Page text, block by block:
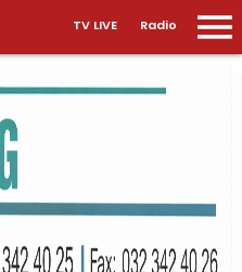
TV LIVE Radio